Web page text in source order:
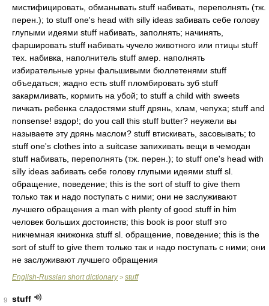
мистифицировать, обманывать stuff набивать, переполнять (тж.
перен.); to stuff one's head with silly ideas забивать себе голову
глупыми идеями stuff набивать, заполнять; начинять,
фаршировать stuff набивать чучело животного или птицы stuff
тех. набивка, наполнитель stuff амер. наполнять
избирательные урны фальшивыми бюллетенями stuff
объедаться; жадно есть stuff пломбировать зуб stuff
закармливать, кормить на убой; to stuff a child with sweets
пичкать ребенка сладостями stuff дрянь, хлам, чепуха; stuff and
nonsense! вздор!; do you call this stuff butter? неужели вы
называете эту дрянь маслом? stuff втискивать, засовывать; to
stuff one's clothes into a suitcase запихивать вещи в чемодан
stuff набивать, переполнять (тж. перен.); to stuff one's head with
silly ideas забивать себе голову глупыми идеями stuff sl.
обращение, поведение; this is the sort of stuff to give them
только так и надо поступать с ними; они не заслуживают
лучшего обращения a man with plenty of good stuff in him
человек больших достоинств; this book is poor stuff это
никчемная книжонка stuff sl. обращение, поведение; this is the
sort of stuff to give them только так и надо поступать с ними; они
не заслуживают лучшего обращения
English-Russian short dictionary> stuff
9
stuff